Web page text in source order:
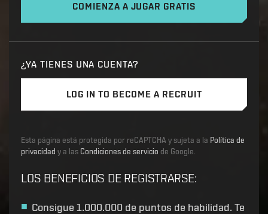
COMIENZA A JUGAR GRATIS
¿YA TIENES UNA CUENTA?
LOG IN TO BECOME A RECRUIT
Esta página está protegida por reCAPTCHA y sujeta a la Política de
privacidad y a las Condiciones de servicio de Google.
LOS BENEFICIOS DE REGISTRARSE:
Consigue 1.000.000 de puntos de habilidad. Te